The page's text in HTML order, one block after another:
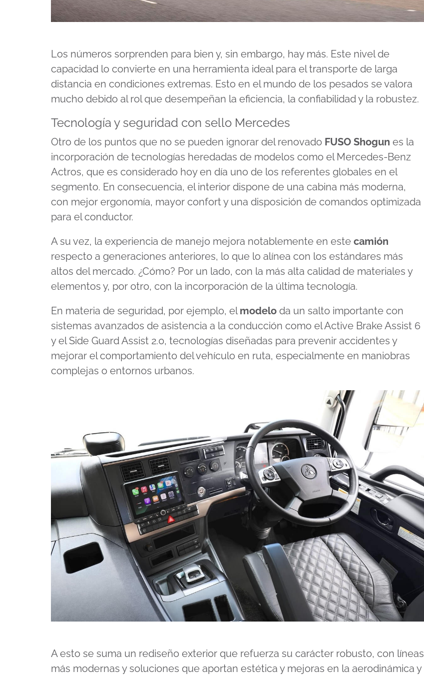
Los números sorprenden para bien y, sin embargo, hay más. Este nivel de
capacidad lo convierte en una herramienta ideal para el transporte de larga
distancia en condiciones extremas. Esto en el mundo de los pesados se valora
mucho debido al rol que desempeñan la eficiencia, la confiabilidad y la robustez.
Tecnología y seguridad con sello Mercedes
Otro de los puntos que no se pueden ignorar del renovado FUSO Shogun es la
incorporación de tecnologías heredadas de modelos como el Mercedes-Benz
Actros, que es considerado hoy en día uno de los referentes globales en el
segmento. En consecuencia, el interior dispone de una cabina más moderna,
con mejor ergonomía, mayor confort y una disposición de comandos optimizada
para el conductor.
A su vez, la experiencia de manejo mejora notablemente en este camión
respecto a generaciones anteriores, lo que lo alínea con los estándares más
altos del mercado. ¿Cómo? Por un lado, con la más alta calidad de materiales y
elementos y, por otro, con la incorporación de la última tecnología.
En materia de seguridad, por ejemplo, elmodelo da un salto importante con
sistemas avanzados de asistencia a la conducción como el Active Brake Assist 6
y el Side Guard Assist 2.0, tecnologías diseñadas para prevenir accidentes y
mejorar el comportamiento del vehículo en ruta, especialmente en maniobras
complejas o entornos urbanos.
A esto se suma un rediseño exterior que refuerza su carácter robusto, con líneas
más modernas y soluciones que aportan estética y mejoras en la aerodinámica y